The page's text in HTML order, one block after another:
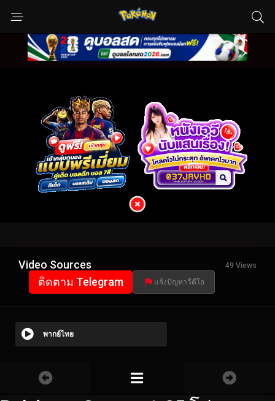
Video Sources 49 Views
ติดตาม Telegram แจ้งปัญหาวีดีโอ
พากย์ไทย